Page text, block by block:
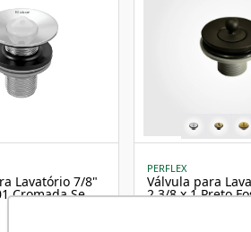
Lavatório 7/8"
Cromada Sem
PERFLEX
Válvula para
2.3/8 x 1 Preto